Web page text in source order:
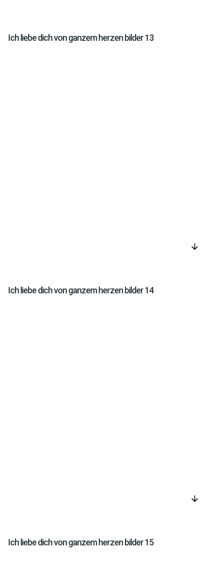
Ich liebe dich von ganzem herzen bilder 13
arrow_downward
Ich liebe dich von ganzem herzen bilder 14
arrow_downward
Ich liebe dich von ganzem herzen bilder 15